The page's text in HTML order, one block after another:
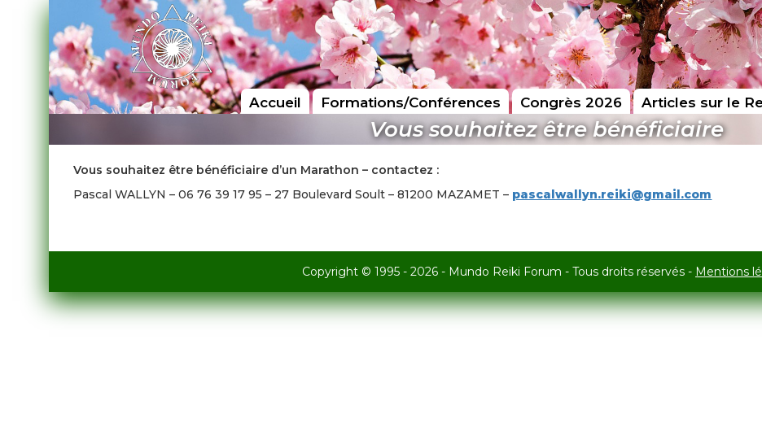
Accueil Formations/Conférences Congrès 2026 Articles sur le
Vous souhaitez être bénéficiaire
Vous souhaitez être bénéficiaire d’un Marathon – contactez :
Pascal WALLYN – 06 76 39 17 95 – 27 Boulevard Soult – 81200 MAZAMET – pascalwallyn.reiki@gmail.com
Copyright © 1995 - 2026 - Mundo Reiki Forum - Tous droits réservés - Mentions